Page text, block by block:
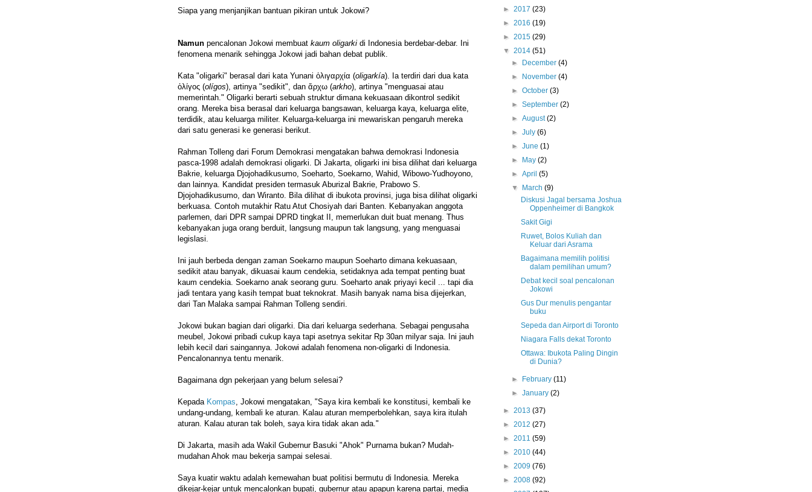
Siapa yang menjanjikan bantuan pikiran untuk Jokowi?
Namun pencalonan Jokowi membuat kaum oligarki di Indonesia berdebar-debar. Ini
fenomena menarik sehingga Jokowi jadi bahan debat publik.
Kata "oligarki" berasal dari kata Yunani ὀλιγαρχία (oligarkía). Ia terdiri dari dua kata
ὀλίγος (olígos), artinya "sedikit", dan ἄρχω (arkho), artinya "menguasai atau
memerintah." Oligarki berarti sebuah struktur dimana kekuasaan dikontrol sedikit
orang. Mereka bisa berasal dari keluarga bangsawan, keluarga kaya, keluarga elite,
terdidik, atau keluarga militer. Keluarga-keluarga ini mewariskan pengaruh mereka
dari satu generasi ke generasi berikut.
Rahman Tolleng dari Forum Demokrasi mengatakan bahwa demokrasi Indonesia
pasca-1998 adalah demokrasi oligarki. Di Jakarta, oligarki ini bisa dilihat dari keluarga
Bakrie, keluarga Djojohadikusumo, Soeharto, Soekarno, Wahid, Wibowo-Yudhoyono,
dan lainnya. Kandidat presiden termasuk Aburizal Bakrie, Prabowo S.
Djojohadikusumo, dan Wiranto. Bila dilihat di ibukota provinsi, juga bisa dilihat oligarki
berkuasa. Contoh mutakhir Ratu Atut Chosiyah dari Banten. Kebanyakan anggota
parlemen, dari DPR sampai DPRD tingkat II, memerlukan duit buat menang. Thus
kebanyakan juga orang berduit, langsung maupun tak langsung, yang menguasai
legislasi.
Ini jauh berbeda dengan zaman Soekarno maupun Soeharto dimana kekuasaan,
sedikit atau banyak, dikuasai kaum cendekia, setidaknya ada tempat penting buat
kaum cendekia. Soekarno anak seorang guru. Soeharto anak priyayi kecil ... tapi dia
jadi tentara yang kasih tempat buat teknokrat. Masih banyak nama bisa dijejerkan,
dari Tan Malaka sampai Rahman Tolleng sendiri.
Jokowi bukan bagian dari oligarki. Dia dari keluarga sederhana. Sebagai pengusaha
meubel, Jokowi pribadi cukup kaya tapi asetnya sekitar Rp 30an milyar saja. Ini jauh
lebih kecil dari saingannya. Jokowi adalah fenomena non-oligarki di Indonesia.
Pencalonannya tentu menarik.
Bagaimana dgn pekerjaan yang belum selesai?
Kepada Kompas, Jokowi mengatakan, "Saya kira kembali ke konstitusi, kembali ke
undang-undang, kembali ke aturan. Kalau aturan memperbolehkan, saya kira itulah
aturan. Kalau aturan tak boleh, saya kira tidak akan ada."
Di Jakarta, masih ada Wakil Gubernur Basuki "Ahok" Purnama bukan? Mudah-
mudahan Ahok mau bekerja sampai selesai.
Saya kuatir waktu adalah kemewahan buat politisi bermutu di Indonesia. Mereka
dikejar-kejar untuk mencalonkan bupati, gubernur atau apapun karena partai, media
► 2017 (23)
► 2016 (19)
► 2015 (29)
▼ 2014 (51)
►
December(4)
►
November(4)
►October(3)
►September(2)
►August(2)
►July(6)
►June(1)
►
May(2)
►April(5)
▼
March(9)
Diskusi Jagal bersama Joshua
Oppenheimer di Bangkok
Sakit Gigi
Ruwet, Bolos Kuliah dan
Keluar dari Asrama
Bagaimana memilih politisi
dalam pemilihan umum?
Debat kecil soal pencalonan
Jokowi
Gus Dur menulis pengantar
buku
Sepeda dan Airport di Toronto
Niagara Falls dekat Toronto
Ottawa: Ibukota Paling Dingin
di Dunia?
► February(11)
►January(2)
► 2013 (37)
► 2012 (27)
► 2011 (59)
► 2010 (44)
► 2009 (76)
► 2008 (92)